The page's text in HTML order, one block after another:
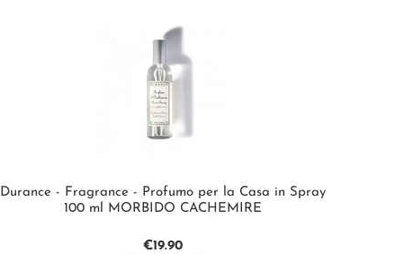
Durance - Fragrance - Profumo per la Casa in Spray
100 ml MORBIDO CACHEMIRE
€19.90